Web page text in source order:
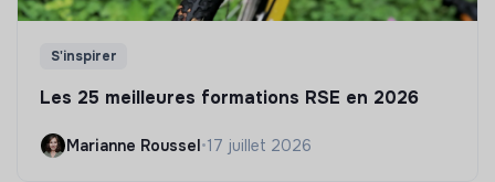
S'inspirer
Les 25 meilleures formations RSE en 2026
Marianne Roussel•17 juillet 2026